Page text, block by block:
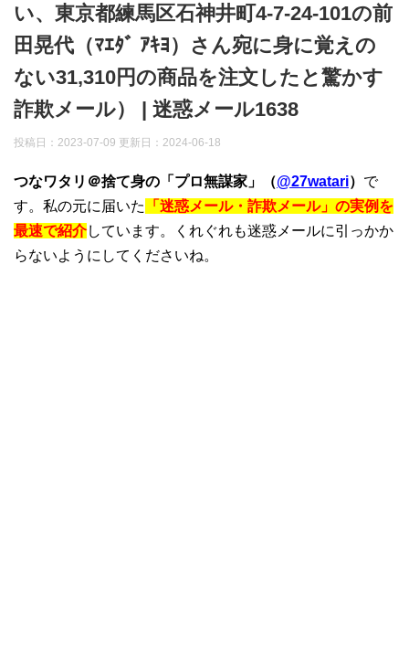
い、東京都練馬区石神井町4-7-24-101の前
田晃代（ﾏｴﾀﾞ ｱｷﾖ）さん宛に身に覚えの
ない31,310円の商品を注文したと驚かす
詐欺メール） | 迷惑メール1638
投稿日：2023-07-09 更新日： 2024-06-18
つなワタリ＠捨て身の「プロ無謀家」（@27watari） で
す。私の元に届いた
「迷惑メール・詐欺メール」の実例を
最速で紹介しています。くれぐれも迷惑メールに引っかか
らないようにしてくださいね。